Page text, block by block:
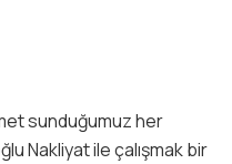
sunduğumuz her
Nakliyat ile çalışmak bir